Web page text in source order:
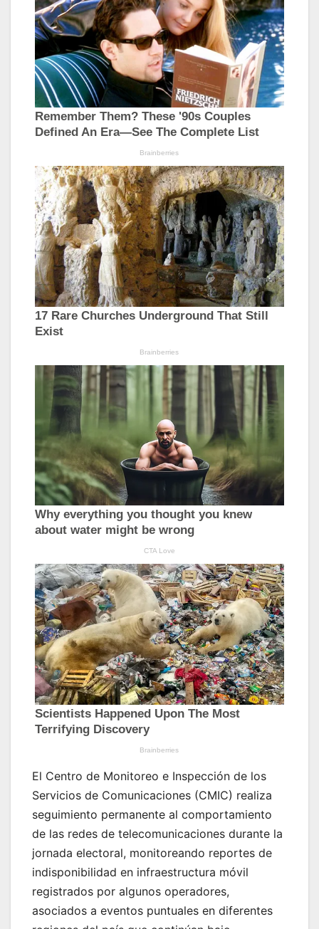
El Centro de Monitoreo e Inspección de los
Servicios de Comunicaciones (CMIC) realiza
seguimiento permanente al comportamiento
de las redes de telecomunicaciones durante la
jornada electoral, monitoreando reportes de
indisponibilidad en infraestructura móvil
registrados por algunos operadores,
asociados a eventos puntuales en diferentes